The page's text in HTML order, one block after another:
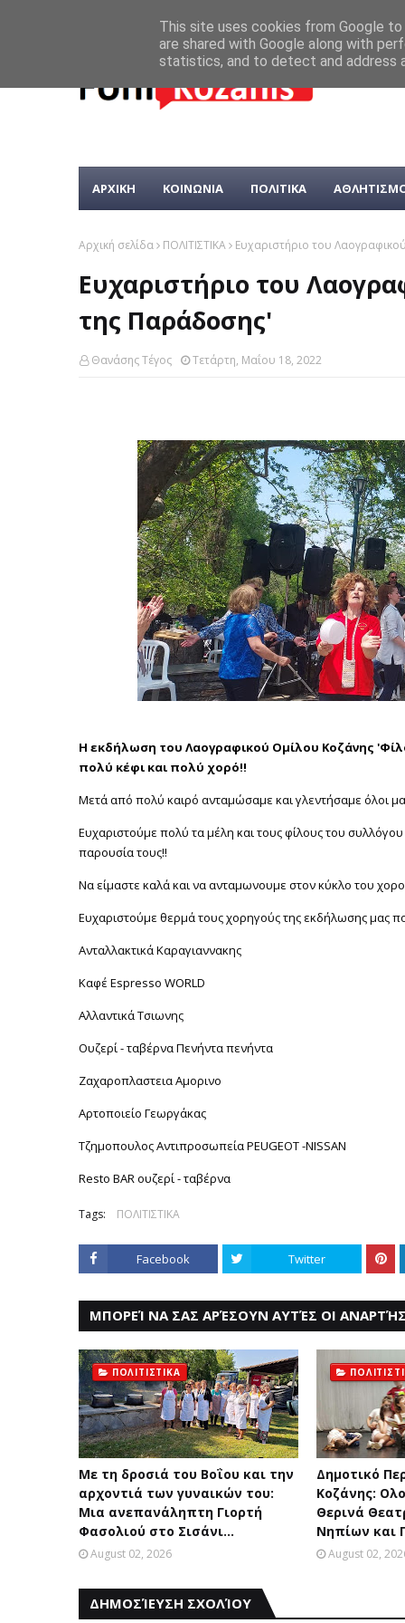
ΑΡΧΙΚΗ ΚΟΙΝΩΝΙΑ ΠΟΛΙΤΙΚΑ
Αρχική σελίδα ΠΟΛΙΤΙΣΤΙΚΑ Ευχαριστήριο του
Ευχαριστήριο του
της Παράδοσης'
Θανάσης Τέγος Τετάρτη, Μαΐου 18, 2022
Η εκδήλωση του Λαογραφικού Ομίλου Κοζάνης
πολύ κέφι και πολύ χορό!!
Μετά από πολύ καιρό ανταμώσαμε και γλεντήσαμε όλοι
Ευχαριστούμε πολύ τα μέλη και τους φίλους του
παρουσία τους!!
Να είμαστε καλά και να ανταμωνουμε στον κύκλο του
Ευχαριστούμε θερμά τους χορηγούς της εκδήλωσης μας
Ανταλλακτικά Καραγιαννακης
Καφέ Espresso WORLD
Αλλαντικά Τσιωνης
Ουζερί - ταβέρνα Πενήντα πενήντα
Ζαχαροπλαστεια Αμορινο
Αρτοποιείο Γεωργάκας
Τζημοπουλος Αντιπροσωπεία PEUGEOT -NISSAN
Resto BAR ουζερί - ταβέρνα
Tags: ΠΟΛΙΤΙΣΤΙΚΑ
Facebook Twitter
ΜΠΟΡΕΊ ΝΑ ΣΑΣ ΑΡΈΣΟΥΝ ΑΥΤΈΣ ΟΙ
ΠΟΛΙΤΙΣΤΙΚΑ
Με τη δροσιά του Βοΐου και την
αρχοντιά των γυναικών του:
Μια ανεπανάληπτη Γιορτή
Φασολιού στο Σισάνι...
August 02, 2026
Δημοτικό
Κοζάνης:
Θερινά
Νηπίων και
August 02,
ΔΗΜΟΣΊΕΥΣΗ ΣΧΟΛΊΟΥ
This site uses cookies from Google
are shared with Google along with
statistics, and to detect and address